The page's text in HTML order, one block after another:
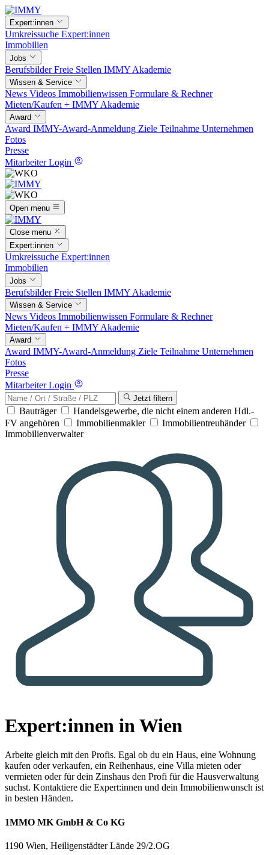
Expert:innen
Umkreissuche Expert:innen
Immobilien
Jobs
BerufsbilderFreie Stellen IMMY Akademie
Wissen & Service
News Videos Immobilienwissen Formulare & Rechner
Mieten/Kaufen + IMMY Akademie
Award
Award IMMY-Award-Anmeldung Ziele Teilnahme Unternehmen
Fotos
Presse
Mitarbeiter Login
Open menu
Close menu
Expert:innen
Umkreissuche Expert:innen
Immobilien
Jobs
BerufsbilderFreie Stellen IMMY Akademie
Wissen & Service
News Videos Immobilienwissen Formulare & Rechner
Mieten/Kaufen + IMMY Akademie
Award
Award IMMY-Award-Anmeldung Ziele Teilnahme Unternehmen
Fotos
Presse
Mitarbeiter Login
Jetzt filtern
Bauträger
Handelsgewerbe, die nicht einem anderen Hdl.-
FV angehören
Immobilienmakler
Immobilientreuhänder
Immobilienverwalter
Expert:innen in Wien
Arbeite gleich mit den Profis. Egal ob du ein Haus, eine Wohnung
kaufen oder verkaufen, ein Reihenhaus, eine Villa mieten oder
vermieten oder für dein Zinshaus den Profi für die Hausverwaltung
suchst. Kontaktiere die Expert:innen und dein Immobilienwunsch ist
in besten Händen.
1MMO MK GmbH & Co KG
1190 Wien, Heiligenstädter Lände 29/2.OG